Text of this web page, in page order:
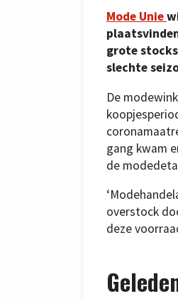
Mode Unie
grote
slechte
De
gang kwam
de
overstock
deze